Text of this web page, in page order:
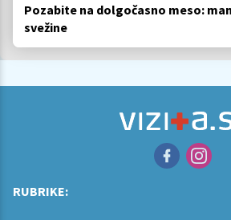
Pozabite na dolgočasno meso:
svežine
RUBRIKE: